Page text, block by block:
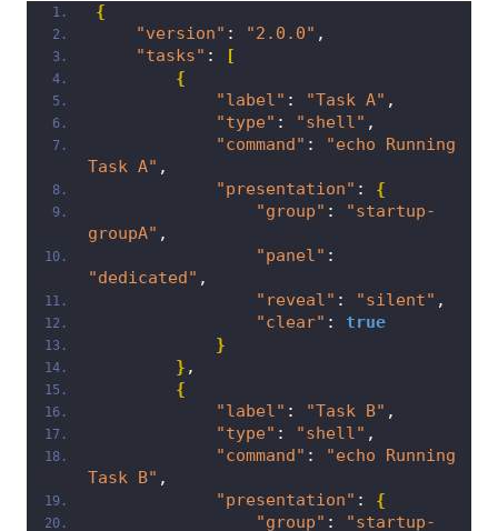
{
"version" : "2.0.0" ,
"tasks" :
[
{
"label" : "Task A" ,
"type" : "shell" ,
"command" :
"echo Running
Task A" ,
"presentation" : {
"group" :
"startup-
groupA" ,
"panel"
"dedicated" ,
"reveal" : "silent" ,
"clear" : true
}
} ,
{
"label" : "Task B" ,
"type" : "shell" ,
"command" :
"echo Running
Task B" ,
"presentation" : {
"group" :
"startup-